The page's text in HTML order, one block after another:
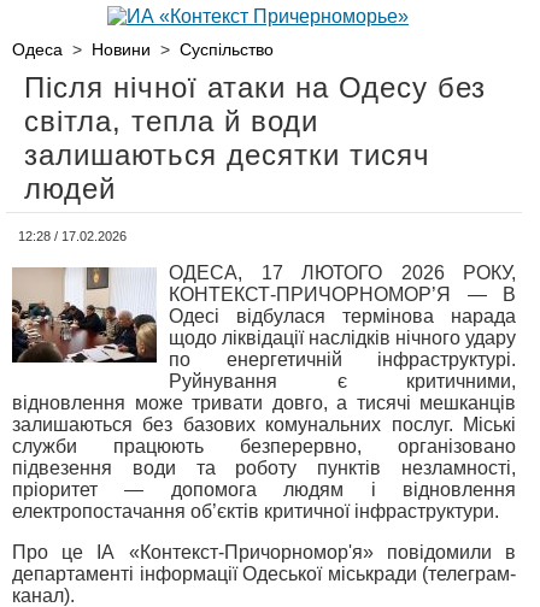
Одеса > Новини > Суспільство
Після нічної атаки на Одесу без
світла, тепла й води
залишаються десятки тисяч
людей
12:28 / 17.02.2026
ОДЕСА, 17 ЛЮТОГО 2026 РОКУ,
КОНТЕКСТ-ПРИЧОРНОМОР’Я — В
Одесі відбулася термінова нарада
щодо ліквідації наслідків нічного удару
по енергетичній інфраструктурі.
Руйнування є критичними,
відновлення може тривати довго, а тисячі мешканців
залишаються без базових комунальних послуг. Міські
служби працюють безперервно, організовано
підвезення води та роботу пунктів незламності,
пріоритет — допомога людям і відновлення
електропостачання об’єктів критичної інфраструктури.
Про це ІА «Контекст-Причорномор'я» повідомили в
департаменті інформації Одеської міськради (телеграм-
канал).